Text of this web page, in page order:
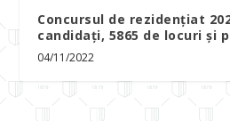
Concursul de rezidențiat
candidați, 5865 de locuri și
04/11/2022